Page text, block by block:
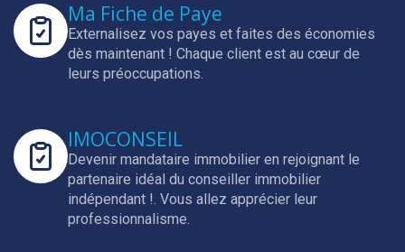
Ma Fiche de Paye
Externalisez vos payes et faites des économies
dès maintenant ! Chaque client est au cœur de
leurs préoccupations.
IMOCONSEIL
Devenir mandataire immobilier en rejoignant le
partenaire idéal du conseiller immobilier
indépendant !. Vous allez apprécier leur
professionnalisme.